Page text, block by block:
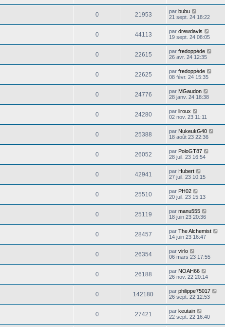
0 21953 par bubu
21 sept. 24 18:22
0 44113 par drewdavis
19 sept. 24 08:05
0 22615 par fredoppède
26 avr. 24 12:35
0 22625 par fredoppède
08 févr. 24 15:35
0 24776 par MGaudon
28 janv. 24 18:38
0 24280 par liroux
02 nov. 23 11:11
0 25388 par NukeukG40
18 août 23 22:36
0 26052 par PoloGT87
28 juil. 23 16:54
0 42941 par Hubert
27 juil. 23 10:15
0 25510 par PH02
20 juil. 23 15:13
0 25119 par manu555
18 juin 23 20:36
0 28457 par The Alchemist
14 juin 23 16:47
0 26354 par virlo
06 mars 23 17:55
0 26188 par NOAH66
26 nov. 22 20:14
0 142180 par philippe75017
26 sept. 22 12:53
0 27421 par keutain
22 sept. 22 16:40